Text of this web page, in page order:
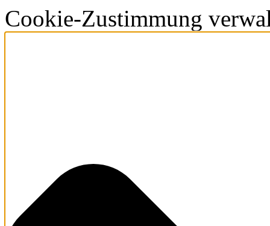
Cookie-Zustimmung